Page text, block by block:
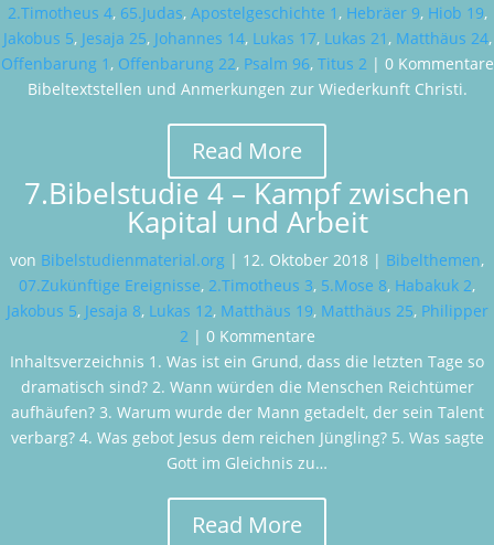
2.Timotheus 4, 65.Judas, Apostelgeschichte 1 , Hebräer 9, Hiob 19,
Jakobus 5, Jesaja 25, Johannes 14, Lukas 17, Lukas 21 , Matthäus 24,
Offenbarung 1 , Offenbarung 22, Psalm 96, Titus 2 | 0 Kommentare
Bibeltextstellen und Anmerkungen zur Wiederkunft Christi.
Read More
7.Bibelstudie 4 – Kampf zwischen
Kapital und Arbeit
von Bibelstudienmaterial.org | 12. Oktober 2018 | Bibelthemen,
07.Zukünftige Ereignisse, 2.Timotheus 3, 5.Mose 8, Habakuk 2,
Jakobus 5, Jesaja 8, Lukas 12, Matthäus 19, Matthäus 25, Philipper
2 | 0 Kommentare
Inhaltsverzeichnis 1. Was ist ein Grund, dass die letzten Tage so
dramatisch sind? 2. Wann würden die Menschen Reichtümer
aufhäufen? 3. Warum wurde der Mann getadelt, der sein Talent
verbarg? 4. Was gebot Jesus dem reichen Jüngling? 5. Was sagte
Gott im Gleichnis zu…
Read More